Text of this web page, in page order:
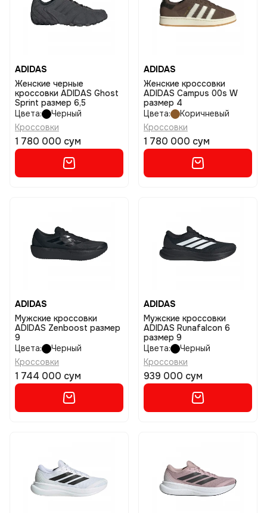
ADIDAS
Женские черные
кроссовки ADIDAS Ghost
Sprint размер 6,5
Цвета:
Черный
Кроссовки
1 780 000 сум
ADIDAS
Женские кроссовки
ADIDAS Campus 00s W
размер 4
Цвета:
Коричневый
Кроссовки
1 780 000 сум
ADIDAS
Мужские кроссовки
ADIDAS Zenboost размер
9
Цвета:
Черный
Кроссовки
1 744 000 сум
ADIDAS
Мужские кроссовки
ADIDAS Runafalcon 6
размер 9
Цвета:
Черный
Кроссовки
939 000 сум